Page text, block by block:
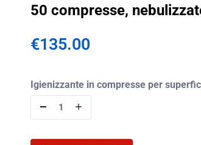
50 compresse,
€135.00
Igienizzante in compresse per